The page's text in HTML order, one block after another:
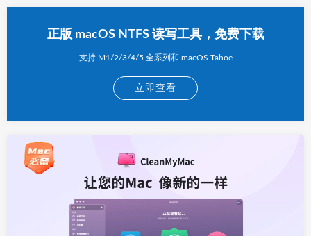
正版 macOS NTFS 读写工具，免费下载
支持 M1/2/3/4/5 全系列和 macOS Tahoe
立即查看